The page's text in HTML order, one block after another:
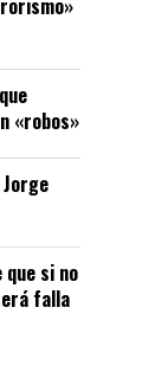
«robos»
si no
falla